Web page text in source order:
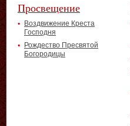
Просвещение
Воздвижение Креста
Господня
Рождество Пресвятой
Богородицы